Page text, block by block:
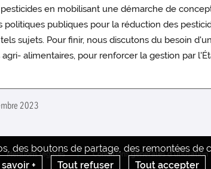
en mobilisant une démarche de
publiques pour la réduction des
sujets. Pour finir, nous discutons du besoin
alimentaires, pour renforcer la gestion par
2023
des boutons de partage, des remontées
savoir +
Tout refuser Tout accepter
Mentions legales Conditions générales d'utilisation